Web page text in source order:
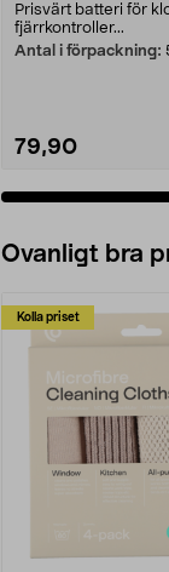
Prisvärt batteri för
fjärrkontroller...
Antal i förpackning:
79,90
Ovanligt bra
Kolla priset